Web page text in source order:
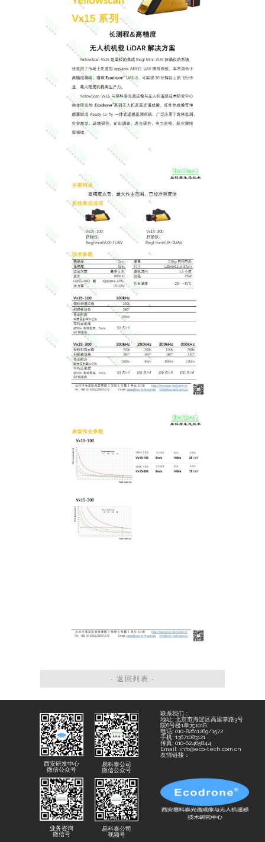
- 返回列表 -
西安研发中心
微信公众号
业务咨询
微信号
易科泰公司
微信公众号
易科泰公司
视频号
联系我们：
地址: 北京市海淀区高里掌路3号
院6号楼1单元101B
电话: 010-82611269/1572
手机: 13671083121
传真: 010-62465844
Email: info@eco-tech.com.cn
友情链接：